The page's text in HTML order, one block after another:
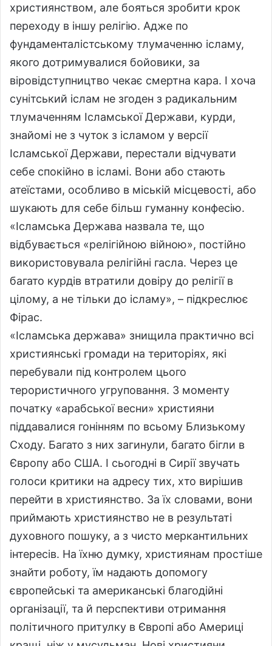
християнством, але бояться зробити крок
переходу в іншу релігію. Адже по
фундаменталістському тлумаченню ісламу,
якого дотримувалися бойовики, за
віровідступництво чекає смертна кара. І хоча
сунітський іслам не згоден з радикальним
тлумаченням Ісламської Держави, курди,
знайомі не з чуток з ісламом у версії
Ісламської Держави, перестали відчувати
себе спокійно в ісламі. Вони або стають
атеїстами, особливо в міській місцевості, або
шукають для себе більш гуманну конфесію.
«Ісламська Держава назвала те, що
відбувається «релігійною війною», постійно
використовувала релігійні гасла. Через це
багато курдів втратили довіру до релігії в
цілому, а не тільки до ісламу», – підкреслює
Фірас.
«Ісламська держава» знищила практично всі
християнські громади на територіях, які
перебували під контролем цього
терористичного угруповання. З моменту
початку «арабської весни» християни
піддавалися гонінням по всьому Близькому
Сходу. Багато з них загинули, багато бігли в
Європу або США. І сьогодні в Сирії звучать
голоси критики на адресу тих, хто вирішив
перейти в християнство. За їх словами, вони
приймають християнство не в результаті
духовного пошуку, а з чисто меркантильних
інтересів. На їхню думку, християнам простіше
знайти роботу, їм надають допомогу
європейські та американські благодійні
організації, та й перспективи отримання
політичного притулку в Європі або Америці